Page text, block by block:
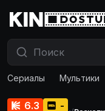
Сериалы Мультики
6.3 -